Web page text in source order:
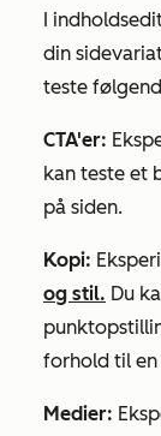
I
din
teste
CTA'er:
kan teste et
på siden.
Kopi:
og stil. Du
forhold til
Medier: